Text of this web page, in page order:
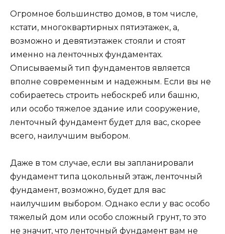
Огромное большинство домов, в том числе,
кстати, многоквартирных пятиэтажек, а,
возможно и девятиэтажек стояли и стоят
именно на ленточных фундаментах.
Описываемый тип фундаментов является
вполне современным и надежным. Если вы не
собираетесь строить небоскреб или башню,
или особо тяжелое здание или сооружение,
ленточный фундамент будет для вас, скорее
всего, наилучшим выбором.
Даже в том случае, если вы запланировали
фундамент типа цокольный этаж, ленточный
фундамент, возможно, будет для вас
наилучшим выбором. Однако если у вас особо
тяжелый дом или особо сложный грунт, то это
не значит, что ленточный фундамент вам не